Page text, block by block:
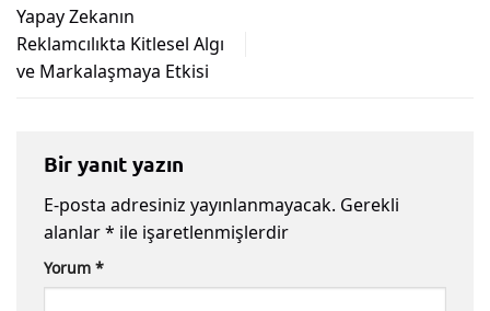
Yapay Zekanın
Reklamcılıkta Kitlesel Algı
ve Markalaşmaya Etkisi
Bir yanıt yazın
E-posta adresiniz yayınlanmayacak. Gerekli
alanlar* ile işaretlenmişlerdir
Yorum *